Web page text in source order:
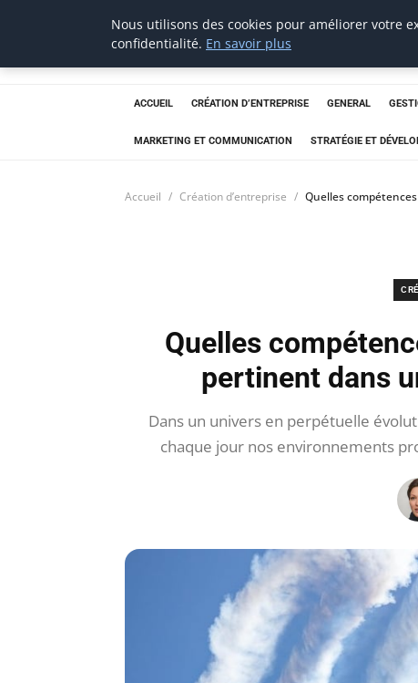
Techsumo
ACCUEIL CRÉATION D’ENTREPRISE GENERAL
MARKETING ET COMMUNICATION STRATÉGIE ET
Accueil Création d’entreprise Quelles
Quelles
pertinent dans
Dans un univers en perpétuelle
chaque jour nos environnements
Nous utilisons des cookies pour améliorer votre
confidentialité. En savoir plus